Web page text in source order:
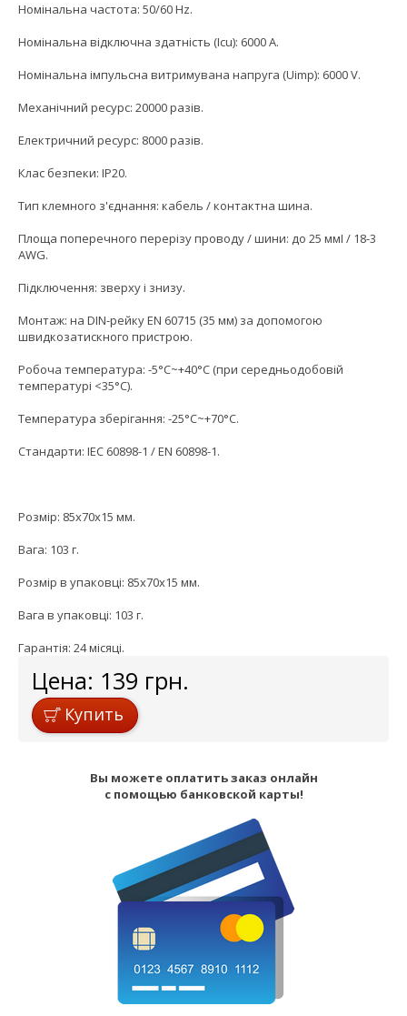
Номінальна частота: 50/60 Hz.
Номінальна відключна здатність (Icu): 6000 A.
Номінальна імпульсна витримувана напруга (Uimp): 6000 V.
Механічний ресурс: 20000 разів.
Електричний ресурс: 8000 разів.
Клас безпеки: IP20.
Тип клемного з'єднання: кабель / контактна шина.
Площа поперечного перерізу проводу / шини: до 25 ммІ / 18-3
AWG.
Підключення: зверху і знизу.
Монтаж: на DIN-рейку EN 60715 (35 мм) за допомогою
швидкозатискного пристрою.
Робоча температура: -5°C~+40°C (при середньодобовій
температурі <35°C).
Температура зберігання: -25°C~+70°C.
Стандарти: IEC 60898-1 / EN 60898-1.
Розмір: 85x70x15 мм.
Вага: 103 г.
Розмір в упаковці: 85x70x15 мм.
Вага в упаковці: 103 г.
Гарантія: 24 місяці.
Цена: 139 грн.
Купить
Вы можете оплатить заказ онлайн
с помощью банковской карты!